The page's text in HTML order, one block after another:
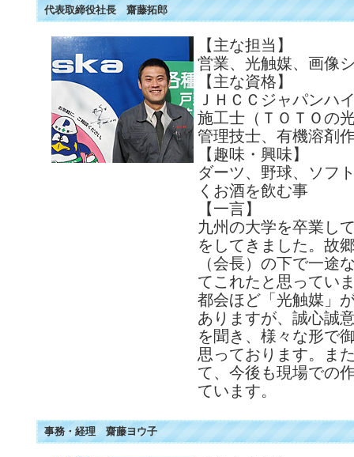
代表取締役社長 齋藤拓郎
【主な担当】
営業、光触媒、画像
【主な資格】
ＪＨＣＣジャパンハ
施工士（ＴＯＴＯの
管理技士、有機溶剤
【趣味・興味】
ダーツ、野球、ソフ
くお酒を飲む事
【一言】
九州の大学を卒業し
をしてきました。故
（会長）の下で一途
てこれたと思ってい
都会ほど「光触媒」
ありますが、誠心誠
を聞き、様々な形で
思っております。ま
て、今後も現場での
ています。
事務・経理 齋藤ヨウ子